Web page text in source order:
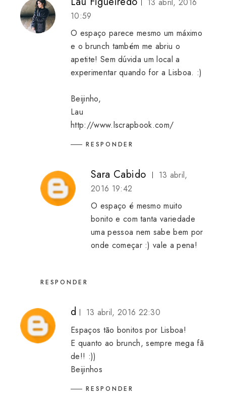
13 abril, 2016
10:59
O espaço parece mesmo um máximo
e o brunch também me abriu o
apetite! Sem dúvida um local a
experimentar quando for a Lisboa. :)
Beijinho,
Lau
http://www.lscrapbook.com/
RESPONDER
Sara Cabido
13 abril,
2016 19:42
O espaço é mesmo muito
bonito e com tanta variedade
uma pessoa nem sabe bem por
onde começar :) vale a pena!
RESPONDER
d
13 abril, 2016 22:30
Espaços tão bonitos por Lisboa!
E quanto ao brunch, sempre mega fã
de!! :))
Beijinhos
RESPONDER